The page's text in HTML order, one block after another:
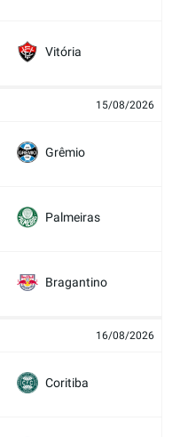
Vitória
15/08/2026
Grêmio
Palmeiras
Bragantino
16/08/2026
Coritiba